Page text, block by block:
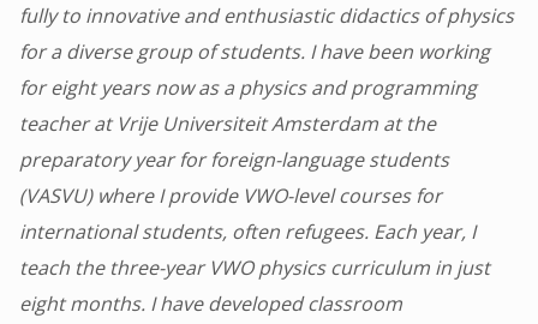
fully to innovative and enthusiastic didactics of physics
for a diverse group of students. I have been working
for eight years now as a physics and programming
teacher at Vrije Universiteit Amsterdam at the
preparatory year for foreign-language students
(VASVU) where I provide VWO-level courses for
international students, often refugees. Each year, I
teach the three-year VWO physics curriculum in just
eight months. I have developed classroom